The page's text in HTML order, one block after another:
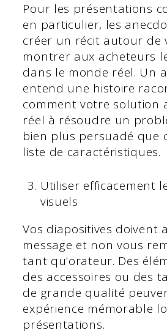
Pour les présentations
en particulier, les
créer un récit autour de
montrer aux acheteurs
dans le monde réel. Un
entend une histoire
comment votre solution
réel à résoudre un
bien plus persuadé que
liste de caractéristiques.
Utiliser efficacement
visuels
Vos diapositives doivent
message et non vous
tant qu'orateur. Des
des accessoires ou des
de grande qualité
expérience mémorable
présentations.